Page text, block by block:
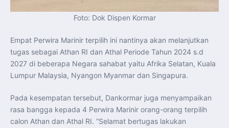
Transparansi dan Akuntabilitas Program Makan Bergizi
Foto: Dok Dispen Kormar
Empat Perwira Marinir terpilih ini nantinya akan melanjutkan
tugas sebagai Athan RI dan Athal Periode Tahun 2024 s.d
2027 di beberapa Negara sahabat yaitu Afrika Selatan, Kuala
Lumpur Malaysia, Nyangon Myanmar dan Singapura.
Pada kesempatan tersebut, Dankormar juga menyampaikan
rasa bangga kepada 4 Perwira Marinir orang-orang terpilih
calon Athan dan Athal RI. “Selamat bertugas lakukan